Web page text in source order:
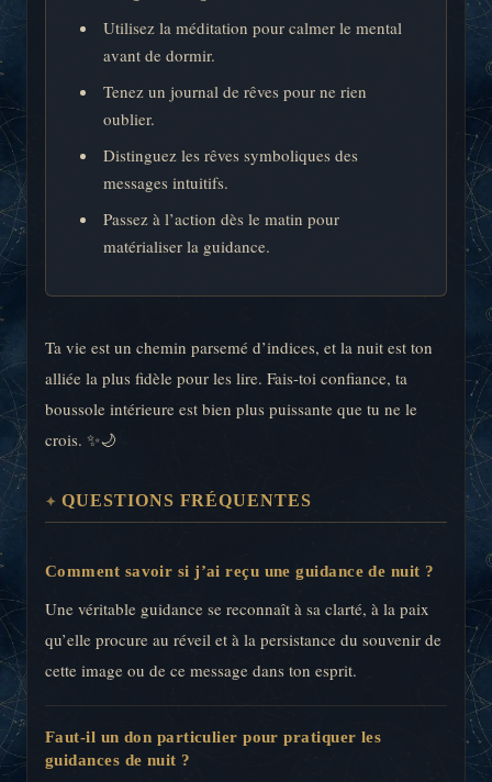
Utilisez la méditation pour calmer le mental
avant de dormir.
Tenez un journal de rêves pour ne rien
oublier.
Distinguez les rêves symboliques des
messages intuitifs.
Passez à l’action dès le matin pour
matérialiser la guidance.
Ta vie est un chemin parsemé d’indices, et la nuit est ton
alliée la plus fidèle pour les lire. Fais-toi confiance, ta
boussole intérieure est bien plus puissante que tu ne le
crois. ✨🌙
QUESTIONS FRÉQUENTES
Comment savoir si j’ai reçu une guidance de nuit ?
Une véritable guidance se reconnaît à sa clarté, à la paix
qu’elle procure au réveil et à la persistance du souvenir de
cette image ou de ce message dans ton esprit.
Faut-il un don particulier pour pratiquer les
guidances de nuit ?